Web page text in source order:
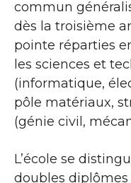
commun
dès la troisième
pointe réparties
les sciences et
(informatique,
pôle matériaux,
(génie civil,
L’école se
doubles